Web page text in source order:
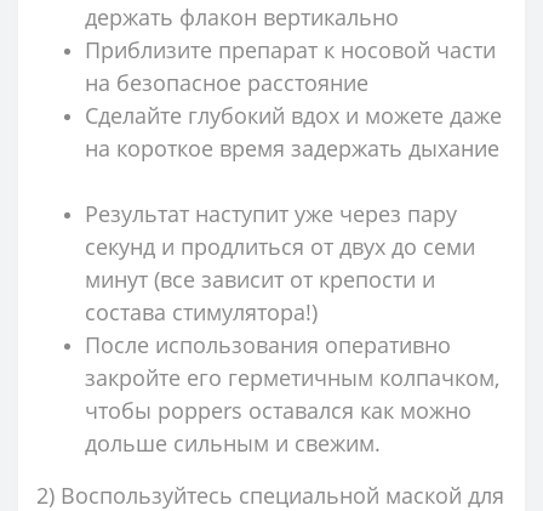
держать флакон вертикально
Приблизите препарат к носовой части
на безопасное расстояние
Сделайте глубокий вдох и можете даже
на короткое время задержать дыхание
Результат наступит уже через пару
секунд и продлиться от двух до семи
минут (все зависит от крепости и
состава стимулятора!)
После использования оперативно
закройте его герметичным колпачком,
чтобы poppers оставался как можно
дольше сильным и свежим.
2) Воспользуйтесь специальной маской для